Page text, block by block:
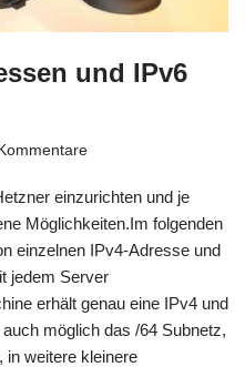
und IPv6
einzurichten und je
Möglichkeiten.Im folgenden
einzelnen IPv4-Adresse und
jedem Server
erhält genau eine IPv4 und
möglich das /64 Subnetz,
in weitere kleinere